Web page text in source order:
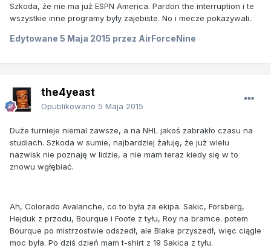
Szkoda, że nie ma już ESPN America. Pardon the interruption i te
wszystkie inne programy były zajebiste. No i mecze pokazywali..
Edytowane 5 Maja 2015 przez AirForceNine
the4yeast
Opublikowano 5 Maja 2015
Duże turnieje niemal zawsze, a na NHL jakoś zabrakło czasu na
studiach. Szkoda w sumie, najbardziej żałuję, że już wielu
nazwisk nie poznaję w lidzie, a nie mam teraz kiedy się w to
znowu wgłębiać.
Ah, Colorado Avalanche, co to była za ekipa. Sakic, Forsberg,
Hejduk z przodu, Bourque i Foote z tyłu, Roy na bramce. potem
Bourque po mistrzostwie odszedł, ale Blake przyszedł, więc ciągle
moc była. Po dziś dzień mam t-shirt z 19 Sakica z tyłu.